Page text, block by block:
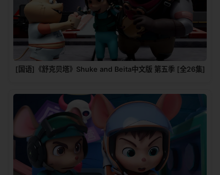
[国语]《舒克贝塔》Shuke and Beita中文版 第五季 [全26集]